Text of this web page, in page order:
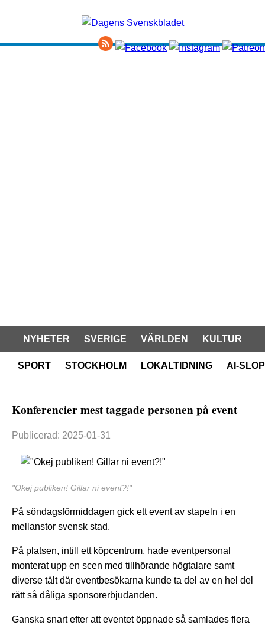
NYHETER SVERIGE VÄRLDEN KULTUR
SPORT STOCKHOLM LOKALTIDNING AI-SLOP
Konferencier mest taggade personen på event
Publicerad: 2025-01-31
"Okej publiken! Gillar ni event?!"
På söndagsförmiddagen gick ett event av stapeln i en
mellanstor svensk stad.
På platsen, intill ett köpcentrum, hade eventpersonal
monterat upp en scen med tillhörande högtalare samt
diverse tält där eventbesökarna kunde ta del av en hel del
rätt så dåliga sponsorerbjudanden.
Ganska snart efter att eventet öppnade så samlades flera